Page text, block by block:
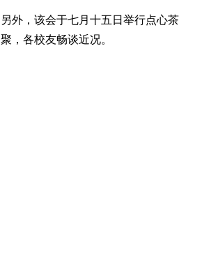
另外，该会于七月十五日举行点心茶
聚，各校友畅谈近况。